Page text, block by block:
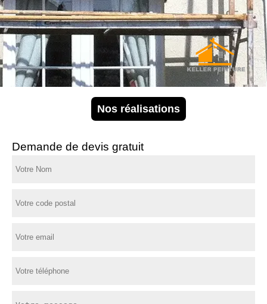
Nos réalisations
Demande de devis gratuit